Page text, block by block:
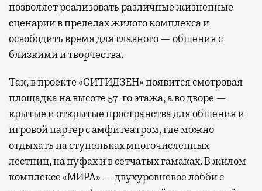
позволяет реализовать различные жизненные
сценарии в пределах жилого комплекса и
освободить время для главного — общения с
близкими и творчества.
Так, в проекте «СИТИДЗЕН» появится смотровая
площадка на высоте 57-го этажа, а во дворе —
крытые и открытые пространства для общения и
игровой партер с амфитеатром, где можно
отдыхать на ступеньках многочисленных
лестниц, на пуфах и в сетчатых гамаках. В жилом
комплексе «МИРА» — двухуровневое лобби с